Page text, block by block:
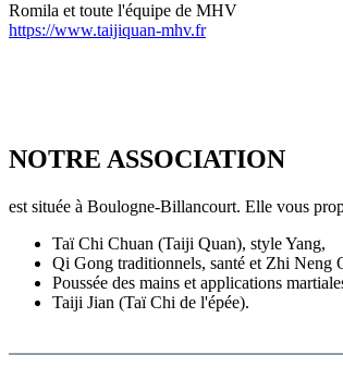
Romila et toute l'équipe de MHV
https://www.taijiquan-mhv.fr
NOTRE ASSOCIATION
est située à Boulogne-Billancourt. Elle vous
Taï Chi Chuan (Taiji Quan), style Yang,
Qi Gong traditionnels, santé et Zhi Neng
Poussée des mains et applications
Taiji Jian (Taï Chi de l'épée).